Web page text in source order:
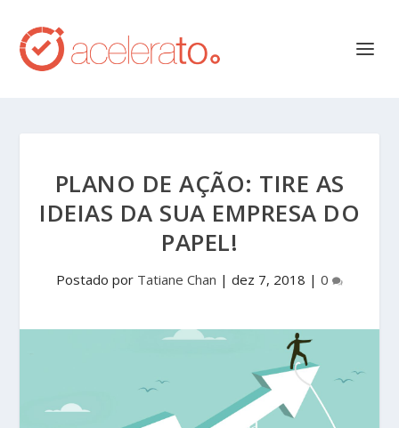
PLANO DE AÇÃO: TIRE AS
IDEIAS DA SUA EMPRESA DO
PAPEL!
Postado por Tatiane Chan | dez 7, 2018 | 0